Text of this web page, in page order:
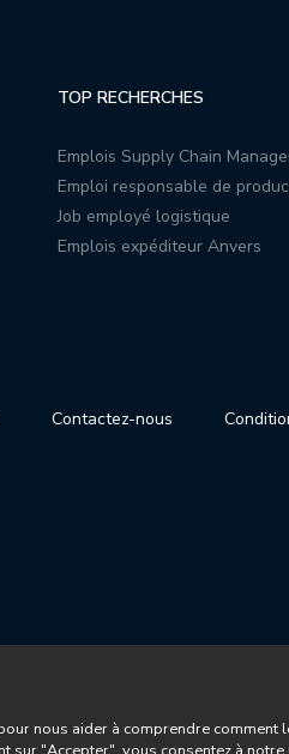
TOP RECHERCHES
Emplois Supply Chain
Emploi responsable de
Job employé logistique
Emplois expéditeur Anvers
Contactez-nous
nous aider à comprendre